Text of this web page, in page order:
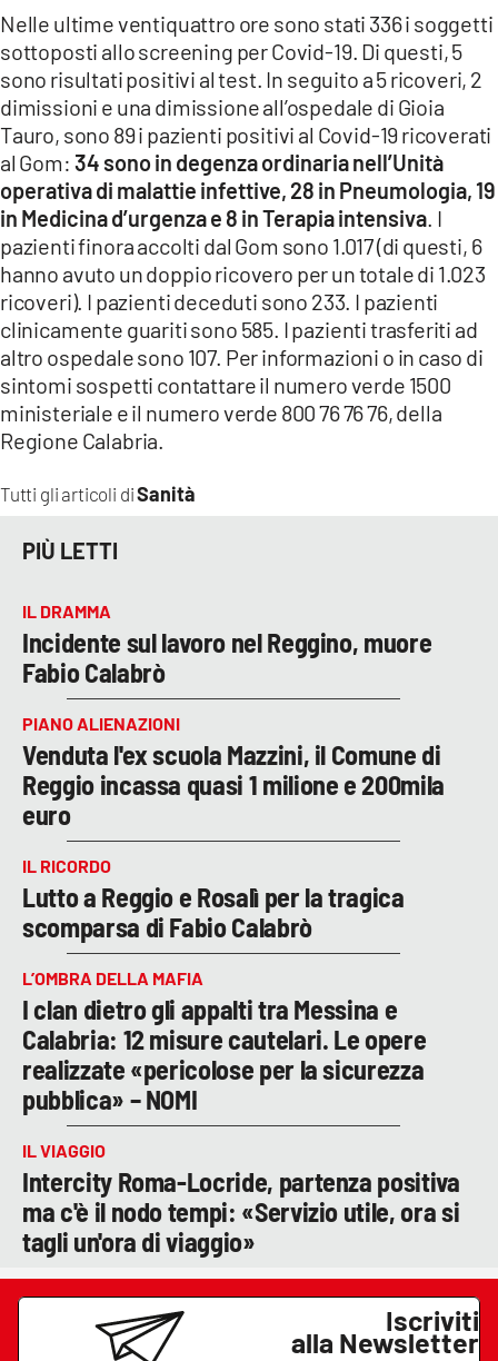
App
ANDROID
APPLE
Tutti gli articoli diSanità
Nelle ultime ventiquattro ore sono stati 336 i soggetti
sottoposti allo screening per Covid-19. Di questi, 5
sono risultati positivi al test. In seguito a 5 ricoveri, 2
dimissioni e una dimissione all’ospedale di Gioia
Tauro, sono 89 i pazienti positivi al Covid-19 ricoverati
al Gom: 34 sono in degenza ordinaria nell’Unità
operativa di malattie infettive, 28 in Pneumologia, 19
in Medicina d’urgenza e 8 in Terapia intensiva . I
pazienti finora accolti dal Gom sono 1.017 (di questi, 6
hanno avuto un doppio ricovero per un totale di 1.023
ricoveri). I pazienti deceduti sono 233. I pazienti
clinicamente guariti sono 585. I pazienti trasferiti ad
altro ospedale sono 107. Per informazioni o in caso di
sintomi sospetti contattare il numero verde 1500
ministeriale e il numero verde 800 76 76 76, della
Regione Calabria.
PIÙ LETTI
IL DRAMMA
Incidente sul lavoro nel Reggino, muore
Fabio Calabrò
PIANO ALIENAZIONI
Venduta l'ex scuola Mazzini, il Comune di
Reggio incassa quasi 1 milione e 200mila
euro
IL RICORDO
Lutto a Reggio e Rosalì per la tragica
scomparsa di Fabio Calabrò
L’OMBRA DELLA MAFIA
I clan dietro gli appalti tra Messina e
Calabria: 12 misure cautelari. Le opere
realizzate «pericolose per la sicurezza
pubblica» – NOMI
IL VIAGGIO
Intercity Roma-Locride, partenza positiva
ma c'è il nodo tempi: «Servizio utile, ora si
tagli un'ora di viaggio»
Iscriviti
alla Newsletter